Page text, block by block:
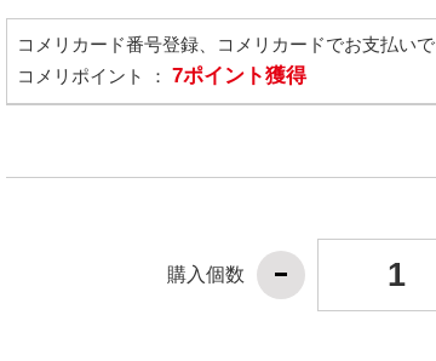
コメリカード番号登録、コメリカードでお支払いで
コメリポイント ： 7ポイント獲得
購入個数